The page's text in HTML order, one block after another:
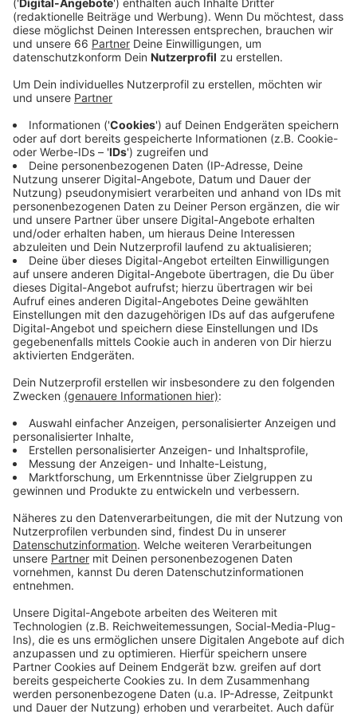
Unbegründete Sperrung der Facebook-Seite
Anzeige
Wie dasOberlandesgericht Düsseldorfentschieden
hat, wurde der Account der Filmwerkstatt zu Unrecht
gesperrt. Im Dezember 2021 hatte die Filmwerkstatt
ein Foto eines oscarnominierten Films gepostet.
Darauf waren mehrere indigene Mensch in
Lendenschurz zu sehen. Darauf hatte Meta die Seite
für anderthalb Jahre ohne Begründung gesperrt. Ob
beides zusammen hing, ist nicht klar. Das
Oberlandesgericht entschied jetzt aber, dassMeta
seine marktbeherrschende Stellung missbraucht habe.
Eine Revision ist ausgeschlossen.
Weitere Infos und Links:
Anzeige
Filmwerkstatt
Das Foto dieses Films hatte die Werkstatt gepostet
Anzeige
Anzeige